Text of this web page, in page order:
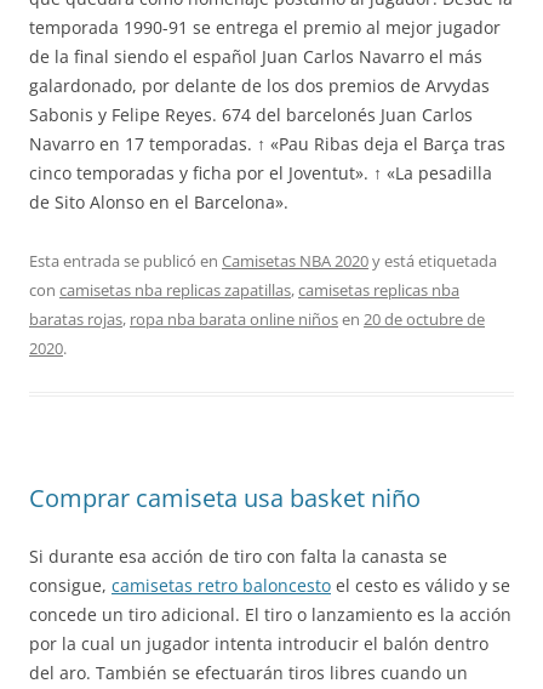
temporada 1990-91 se entrega el premio al mejor jugador
de la final siendo el español Juan Carlos Navarro el más
galardonado, por delante de los dos premios de Arvydas
Sabonis y Felipe Reyes. 674 del barcelonés Juan Carlos
Navarro en 17 temporadas. ↑ «Pau Ribas deja el Barça tras
cinco temporadas y ficha por el Joventut». ↑ «La pesadilla
de Sito Alonso en el Barcelona».
Esta entrada se publicó en Camisetas NBA 2020y está etiquetada
con camisetas nba replicas zapatillas,camisetas replicas nba
baratas rojas, ropa nba barata online niñosen 20 de octubre de
2020.
Comprar camiseta usa basket niño
Si durante esa acción de tiro con falta la canasta se
consigue, camisetas retro baloncesto el cesto es válido y se
concede un tiro adicional. El tiro o lanzamiento es la acción
por la cual un jugador intenta introducir el balón dentro
del aro. También se efectuarán tiros libres cuando un